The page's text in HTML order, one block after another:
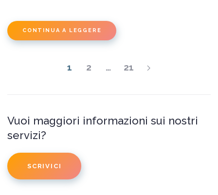
CONTINUA A LEGGERE
1 2 … 21
Vuoi maggiori informazioni sui nostri
servizi?
SCRIVICI